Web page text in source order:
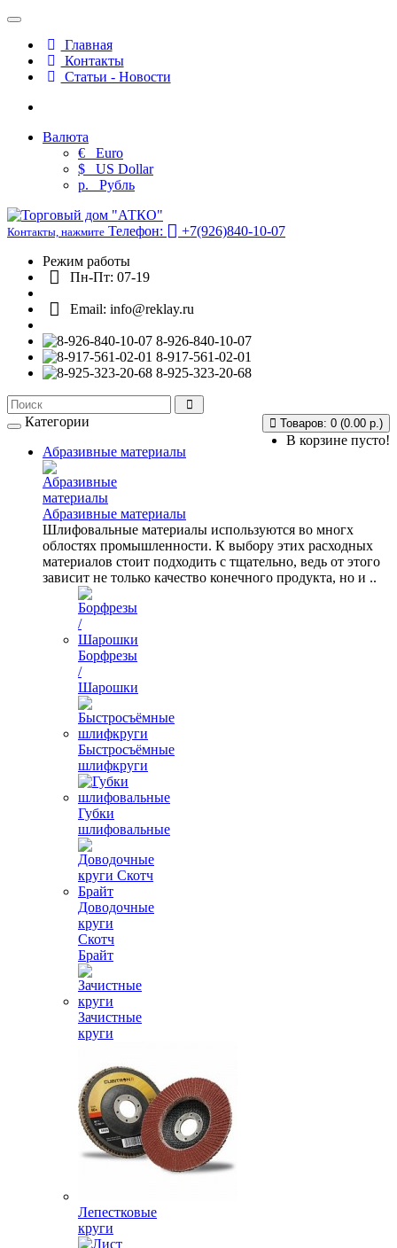
Главная
Контакты
Статьи - Новости
Валюта
€ Euro
$ US Dollar
р. Рубль
Контакты, нажмите Телефон:
+7(926)840-10-07
Режим работы
Пн-Пт: 07-19
Email: info@reklay.ru
8-926-840-10-07
8-917-561-02-01
8-925-323-20-68
Товаров: 0 (0.00 р.)
В корзине пусто!
Категории
Абразивные материалы
Абразивные материалы
Шлифовальные материалы используются во многх
облостях промышленности. К выбору этих расходных
материалов стоит подходить с тщательно, ведь от этого
зависит не только качество конечного продукта, но и ..
Борфрезы
/
Шарошки
Быстросъёмные
шлифкруги
Губки
шлифовальные
Доводочные
круги
Скотч
Брайт
Зачистные
круги
Лепестковые
круги